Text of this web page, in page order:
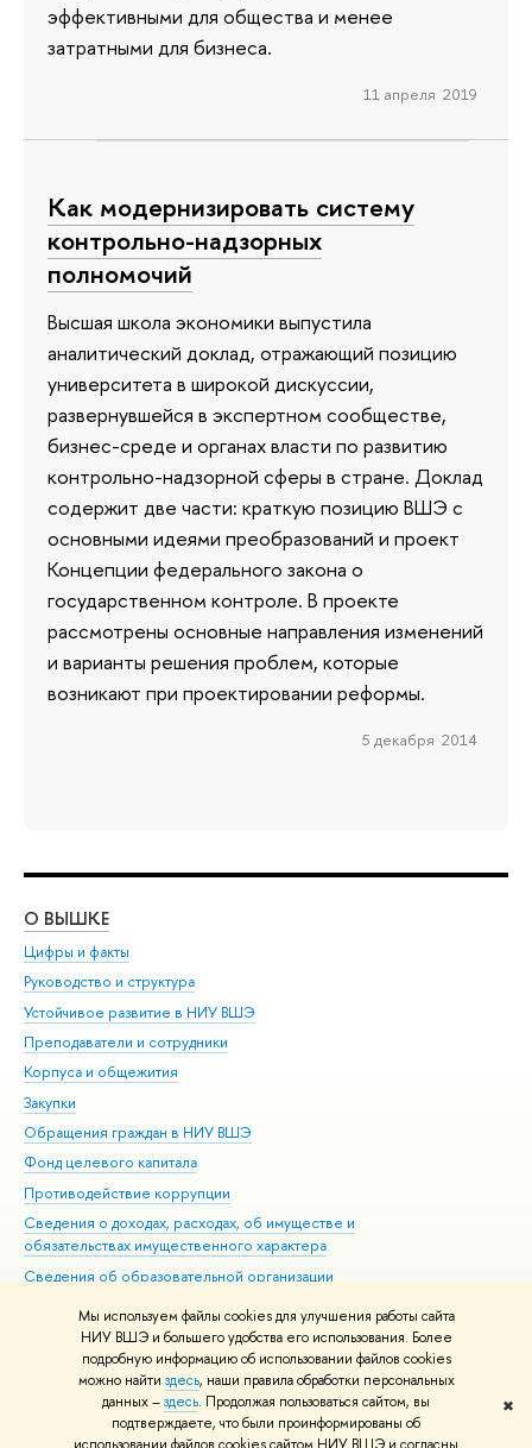
Мы используем файлы cookies для улучшения работы сайта
НИУ ВШЭ и большего удобства его использования. Более
подробную информацию об использовании файлов cookies
можно найти здесь, наши правила обработки персональных
данных –здесь. Продолжая пользоваться сайтом, вы
подтверждаете, что были проинформированы об
✖
эффективными для общества и менее
затратными для бизнеса.
11 апреля 2019
Как модернизировать систему
контрольно-надзорных
полномочий
Высшая школа экономики выпустила
аналитический доклад, отражающий позицию
университета в широкой дискуссии,
развернувшейся в экспертном сообществе,
бизнес-среде и органах власти по развитию
контрольно-надзорной сферы в стране. Доклад
содержит две части: краткую позицию ВШЭ с
основными идеями преобразований и проект
Концепции федерального закона о
государственном контроле. В проекте
рассмотрены основные направления изменений
и варианты решения проблем, которые
возникают при проектировании реформы.
5 декабря 2014
О ВЫШКЕ
Цифры и факты
Руководство и структура
Устойчивое развитие в НИУ ВШЭ
Преподаватели и сотрудники
Корпуса и общежития
Закупки
Обращения граждан в НИУ ВШЭ
Фонд целевого капитала
Противодействие коррупции
Сведения о доходах, расходах, об имуществе и
обязательствах имущественного характера
Сведения об образовательной организации
Людям с ограниченными возможностями здоровья
Единая платежная страница
Работа в Вышке